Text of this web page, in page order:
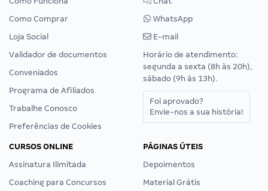
Como Comprar
Loja Social
Validador de documentos
Conveniados
Programa de Afiliados
Trabalhe Conosco
Preferências de Cookies
WhatsApp
E-mail
Horário de atendimento:
segunda a sexta (8h às 20h),
sábado (9h às 13h).
Foi aprovado?
Envie-nos a sua história!
CURSOS ONLINE
Assinatura Ilimitada
Coaching para Concursos
PÁGINAS ÚTEIS
Depoimentos
Material Grátis